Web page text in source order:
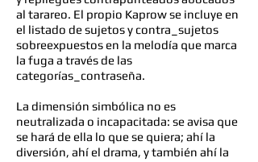
al tarareo. El propio Kaprow se incluye en
el listado de sujetos y contra_sujetos
sobreexpuestos en la melodía que marca
la fuga a través de las
categorías_contraseña.
La dimensión simbólica no es
neutralizada o incapacitada: se avisa que
se hará de ella lo que se quiera; ahí la
diversión, ahí el drama, y también ahí la